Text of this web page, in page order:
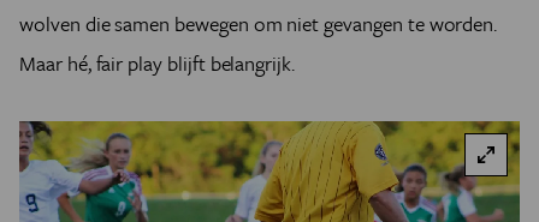
wolven die samen bewegen om niet gevangen te worden.
Maar hé, fair play blijft belangrijk.